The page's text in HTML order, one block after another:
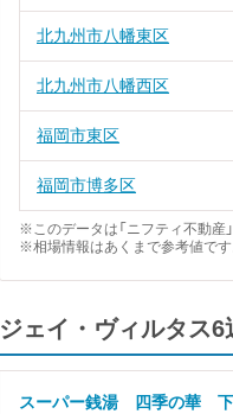
北九州市八幡東区
北九州市八幡西区
福岡市東区
福岡市博多区
※このデータは「ニフティ不動産
※相場情報はあくまで参考値です
ジェイ・ヴィルタス
スーパー銭湯 四季の華